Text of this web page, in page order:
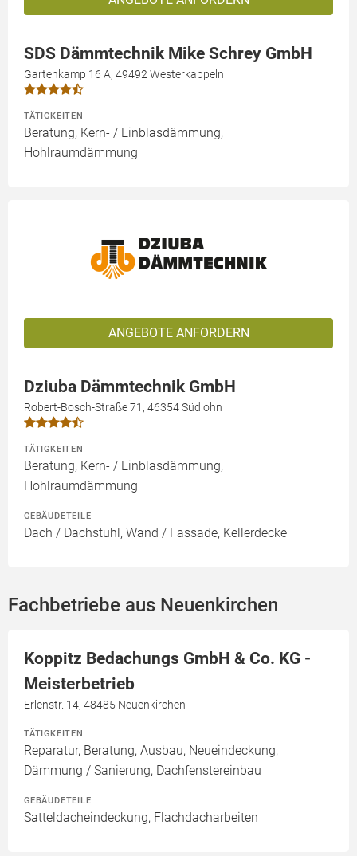
SDS Dämmtechnik Mike Schrey GmbH
Gartenkamp 16 A, 49492 Westerkappeln
TÄTIGKEITEN
Beratung, Kern- / Einblasdämmung,
Hohlraumdämmung
ANGEBOTE ANFORDERN
Dziuba Dämmtechnik GmbH
Robert-Bosch-Straße 71, 46354 Südlohn
TÄTIGKEITEN
Beratung, Kern- / Einblasdämmung,
Hohlraumdämmung
GEBÄUDETEILE
Dach / Dachstuhl, Wand / Fassade, Kellerdecke
Fachbetriebe aus Neuenkirchen
Koppitz Bedachungs GmbH & Co. KG -
Meisterbetrieb
Erlenstr. 14, 48485 Neuenkirchen
TÄTIGKEITEN
Reparatur, Beratung, Ausbau, Neueindeckung,
Dämmung / Sanierung, Dachfenstereinbau
GEBÄUDETEILE
Satteldacheindeckung, Flachdacharbeiten